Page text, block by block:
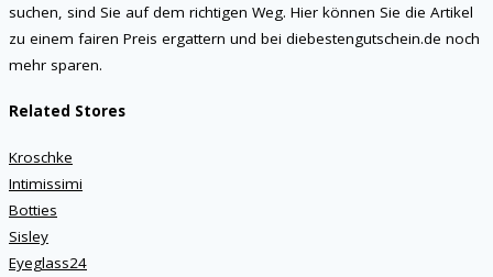
suchen, sind Sie auf dem richtigen Weg. Hier können Sie die Artikel
zu einem fairen Preis ergattern und bei diebestengutschein.de noch
mehr sparen.
Related Stores
Kroschke
Intimissimi
Botties
Sisley
Eyeglass24